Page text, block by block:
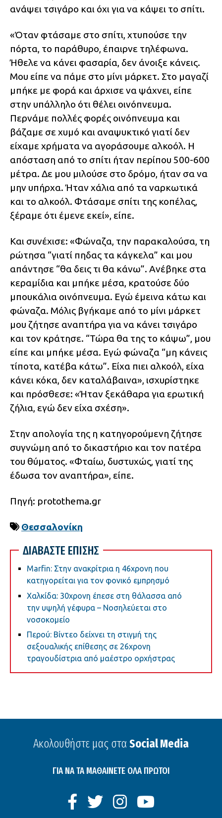
ανάψει τσιγάρο και όχι για να κάψει το σπίτι.
«Όταν φτάσαμε στο σπίτι, χτυπούσε την
πόρτα, το παράθυρο, έπαιρνε τηλέφωνα.
Ήθελε να κάνει φασαρία, δεν άνοιξε κάνεις.
Μου είπε να πάμε στο μίνι μάρκετ. Στο μαγαζί
μπήκε με φορά και άρχισε να ψάχνει, είπε
στην υπάλληλο ότι θέλει οινόπνευμα.
Περνάμε πολλές φορές οινόπνευμα και
βάζαμε σε χυμό και αναψυκτικό γιατί δεν
είχαμε χρήματα να αγοράσουμε αλκοόλ. Η
απόσταση από το σπίτι ήταν περίπου 500-600
μέτρα. Δε μου μιλούσε στο δρόμο, ήταν σα να
μην υπήρχα. Ήταν χάλια από τα ναρκωτικά
και το αλκοόλ. Φτάσαμε σπίτι της κοπέλας,
ξέραμε ότι έμενε εκεί», είπε.
Και συνέχισε: «Φώναζα, την παρακαλούσα, τη
ρώτησα “γιατί πηδας τα κάγκελα” και μου
απάντησε “θα δεις τι θα κάνω”. Ανέβηκε στα
κεραμίδια και μπήκε μέσα, κρατούσε δύο
μπουκάλια οινόπνευμα. Εγώ έμεινα κάτω και
φώναζα. Μόλις βγήκαμε από το μίνι μάρκετ
μου ζήτησε αναπτήρα για να κάνει τσιγάρο
και τον κράτησε. “Τώρα θα της το κάψω”, μου
είπε και μπήκε μέσα. Εγώ φώναζα “μη κάνεις
τίποτα, κατέβα κάτω”. Είχα πιει αλκοόλ, είχα
κάνει κόκα, δεν καταλάβαινα», ισχυρίστηκε
και πρόσθεσε: «Ήταν ξεκάθαρα για ερωτική
ζήλια, εγώ δεν είχα σχέση».
Στην απολογία της η κατηγορούμενη ζήτησε
συγνώμη από το δικαστήριο και τον πατέρα
του θύματος. «Φταίω, δυστυχώς, γιατί της
έδωσα τον αναπτήρα», είπε.
Πηγή: protothema.gr
Θεσσαλονίκη
ΔΙΑΒΑΣΤΕ ΕΠΙΣΗΣ
Marfin: Στην ανακρίτρια η 46χρονη που
κατηγορείται για τον φονικό εμπρησμό
Χαλκίδα: 30χρονη έπεσε στη θάλασσα από
την υψηλή γέφυρα – Νοσηλεύεται στο
νοσοκομείο
Περού: Βίντεο δείχνει τη στιγμή της
σεξουαλικής επίθεσης σε 26χρονη
τραγουδίστρια από μαέστρο ορχήστρας
Ακολουθήστε μας στα Social Media
ΓΙΑ ΝΑ ΤΑ ΜΑΘΑΙΝΕΤΕ ΟΛΑ ΠΡΩΤΟΙ